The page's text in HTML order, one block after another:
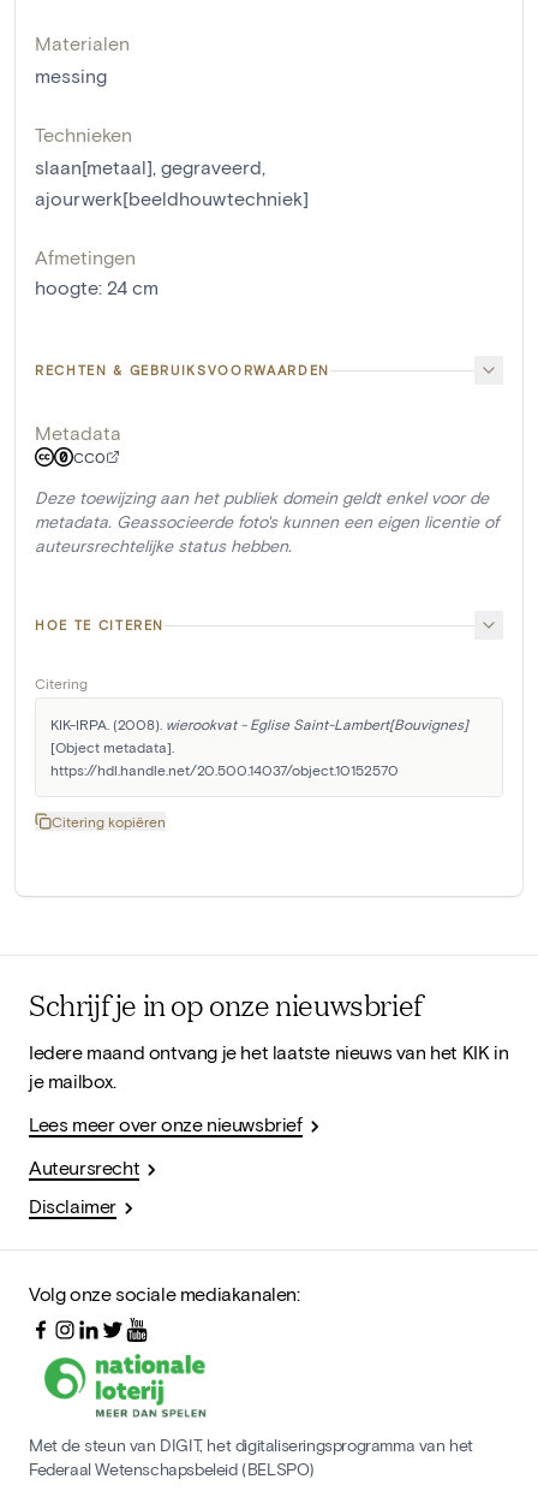
Materialen
messing
Technieken
slaan[metaal], gegraveerd,
ajourwerk[beeldhouwtechniek]
Afmetingen
hoogte: 24 cm
RECHTEN & GEBRUIKSVOORWAARDEN
Metadata
CC0
Deze toewijzing aan het publiek domein geldt enkel voor de
metadata. Geassocieerde foto's kunnen een eigen licentie of
auteursrechtelijke status hebben.
HOE TE CITEREN
Citering
KIK-IRPA. (2008). wierookvat - Eglise Saint-Lambert[Bouvignes]
[Object metadata].
https://hdl.handle.net/20.500.14037/object.10152570
Citering kopiëren
Schrijf je in op onze nieuwsbrief
Iedere maand ontvang je het laatste nieuws van het KIK in
je mailbox.
Lees meer over onze nieuwsbrief
Auteursrecht
Disclaimer
Volg onze sociale mediakanalen:
Met de steun van DIGIT, het digitaliseringsprogramma van het
Federaal Wetenschapsbeleid (BELSPO)